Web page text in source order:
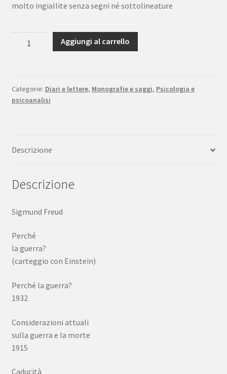
molto ingiallite senza segni né sottolineature
guerra?
Carteggio
1975
Aggiungi al carrello
Categorie: Diari e lettere, Monografie e saggi, Psicologia e
psicoanalisi
Descrizione
Descrizione
Sigmund Freud
Perché
la guerra?
(carteggio con Einstein)
Perché la guerra?
1932
Considerazioni attuali
sulla guerra e la morte
1915
Caducità